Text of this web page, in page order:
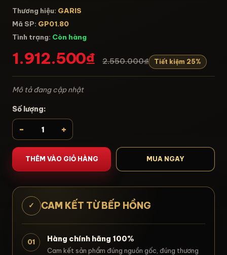
Thương hiệu: GARIS
Mã SP: GP01.80
Tình trạng: Còn hàng
1.912.500₫ 2.550.000₫ Tiết kiệm 25%
Mô tả đang cập nhật
Số lượng:
- +
THÊM VÀO GIỎ HÀNG MUA NGAY
✓ CAM KẾT TỪ BẾP HỒNG
01 Hàng chính hãng 100%
Cam kết sản phẩm đúng nguồn gốc, đúng thương